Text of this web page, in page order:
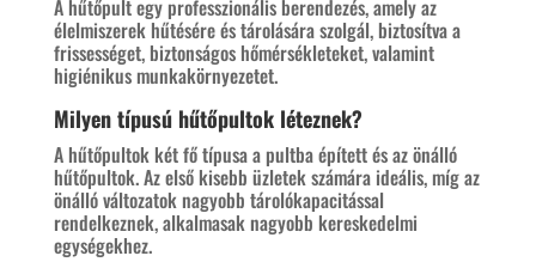
A hűtőpult egy professzionális berendezés, amely az
élelmiszerek hűtésére és tárolására szolgál, biztosítva a
frissességet, biztonságos hőmérsékleteket, valamint
higiénikus munkakörnyezetet.
Milyen típusú hűtőpultok léteznek?
A hűtőpultok két fő típusa a pultba épített és az önálló
hűtőpultok. Az első kisebb üzletek számára ideális, míg az
önálló változatok nagyobb tárolókapacitással
rendelkeznek, alkalmasak nagyobb kereskedelmi
egységekhez.